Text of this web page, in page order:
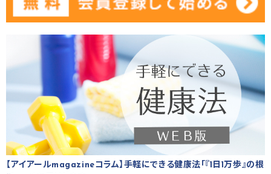
【アイアールmagazineコラム】手軽にできる健康法「『1日1万歩』の根